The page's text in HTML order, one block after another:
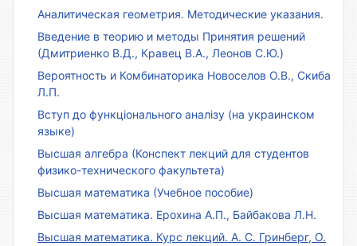
Аналитическая геометрия. Методические указания.
Введение в теорию и методы Принятия решений
(Дмитриенко В.Д., Кравец В.А., Леонов С.Ю.)
Вероятность и Комбинаторика Новоселов О.В., Скиба
Л.П.
Вступ до функціонального аналізу (на украинском
языке)
Высшая алгебра (Конспект лекций для студентов
физико-технического факультета)
Высшая математика (Учебное пособие)
Высшая математика. Ерохина А.П., Байбакова Л.Н.
Высшая математика. Курс лекций. А. С. Гринберг, О.